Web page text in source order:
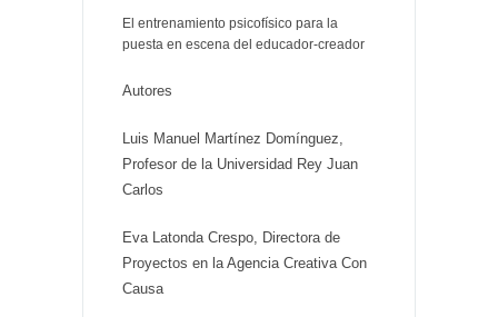
El entrenamiento psicofísico para la
puesta en escena del educador-creador
Autores
Luis Manuel Martínez Domínguez,
Profesor de la Universidad Rey Juan
Carlos
Eva Latonda Crespo, Directora de
Proyectos en la Agencia Creativa Con
Causa